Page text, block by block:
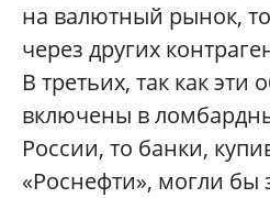
на валютный рынок,
через других
В третьих, так как
включены в
России, то банки,
«Роснефти», могли бы